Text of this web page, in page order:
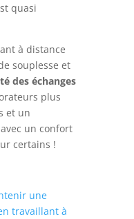
quasi
à distance
souplesse et
des échanges
plus
et un
un confort
certains !
une
travaillant à